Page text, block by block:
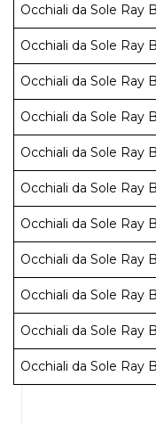
Occhiali da Sole Ray
Occhiali da Sole Ray
Occhiali da Sole Ray
Occhiali da Sole Ray
Occhiali da Sole Ray
Occhiali da Sole Ray
Occhiali da Sole Ray
Occhiali da Sole Ray
Occhiali da Sole Ray
Occhiali da Sole Ray
Occhiali da Sole Ray